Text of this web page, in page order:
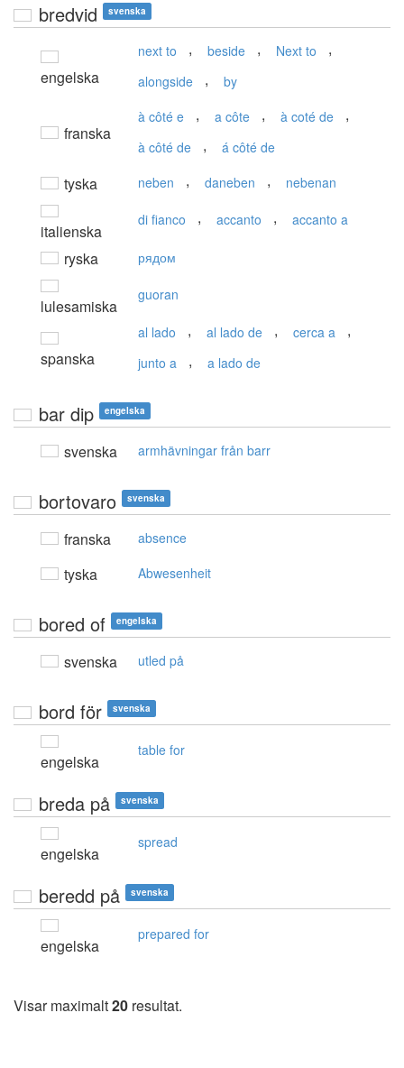
bredvid svenska
engelska
next to , beside , Next to ,
alongside , by
franska
à côté e , a côte , à coté de ,
à côté de , á côté de
tyska neben , daneben , nebenan
italienska
di fianco , accanto , accanto a
ryska рядом
lulesamiska
guoran
spanska
al lado , al lado de , cerca a ,
junto a , a lado de
bar dip engelska
svenska armhävningar från barr
bortovaro svenska
franska absence
tyska Abwesenheit
bored of engelska
svenska utled på
bord för svenska
engelska
table for
breda på svenska
engelska
spread
beredd på svenska
engelska
prepared for
Visar maximalt20 resultat.